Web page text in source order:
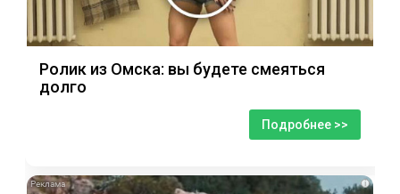
Ролик из Омска: вы будете смеяться
долго
Подробнее >>
i